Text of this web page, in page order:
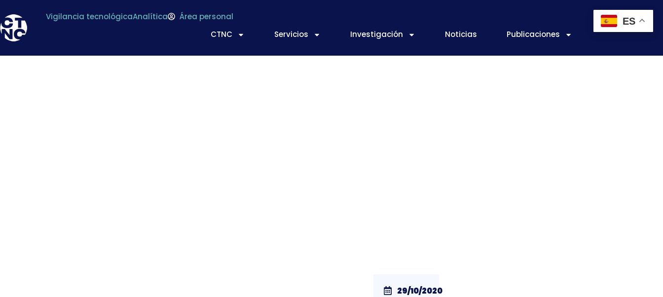
Vigilancia tecnológicaAnalítica
Área personal
CTNC
Servicios Investigación Noticias Publicaciones
29/10/2020
ES